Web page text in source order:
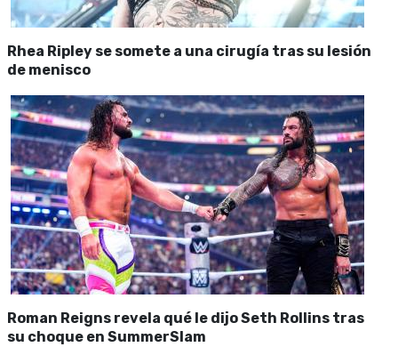
Rhea Ripley se somete a una cirugía tras su lesión
de menisco
Roman Reigns revela qué le dijo Seth Rollins tras
su choque en SummerSlam